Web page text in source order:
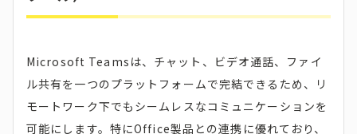
Microsoft Teamsは、チャット、ビデオ通話、ファイ
ル共有を一つのプラットフォームで完結できるため、リ
モートワーク下でもシームレスなコミュニケーションを
可能にします。特にOffice製品との連携に優れており、